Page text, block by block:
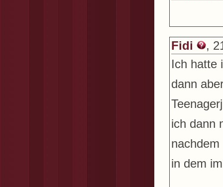
Fidi
,
Ich hatte
dann
ich dann
in dem